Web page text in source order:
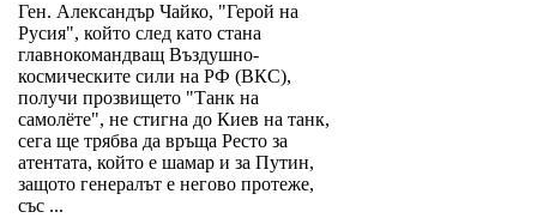
Ген. Александър Чайко, "Герой на
Русия", който след като стана
главнокомандващ Въздушно-
космическите сили на РФ (ВКС),
получи прозвището "Танк на
самолёте", не стигна до Киев на танк,
сега ще трябва да връща Ресто за
атентата, който е шамар и за Путин,
защото генералът е негово протеже,
със ...